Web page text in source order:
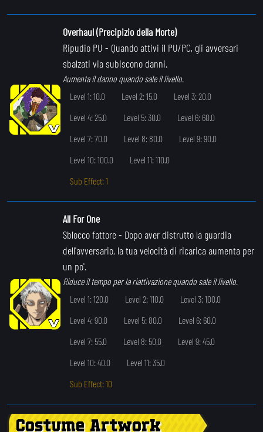
Overhaul (Precipizio della Morte)
Ripudio PU - Quando attivi il PU/PC, gli avversari
sbalzati via subiscono danni.
Aumenta il danno quando sale il livello.
Level 1: 10.0
Level 2: 15.0
Level 3: 20.0
Level 4: 25.0
Level 5: 30.0
Level 6: 60.0
Level 7: 70.0
Level 8: 80.0
Level 9: 90.0
Level 10: 100.0
Level 11: 110.0
Sub Effect: 1
All For One
Sblocco fattore- Dopo aver distrutto la guardia
dell'avversario, la tua velocità di ricarica aumenta per
un po'.
Riduce il tempo per la riattivazione quando sale il livello.
Level 1: 120.0
Level 2: 110.0
Level 3: 100.0
Level 4: 90.0
Level 5: 80.0
Level 6: 60.0
Level 7: 55.0
Level 8: 50.0
Level 9: 45.0
Level 10: 40.0
Level 11: 35.0
Sub Effect: 10
Costume Artwork